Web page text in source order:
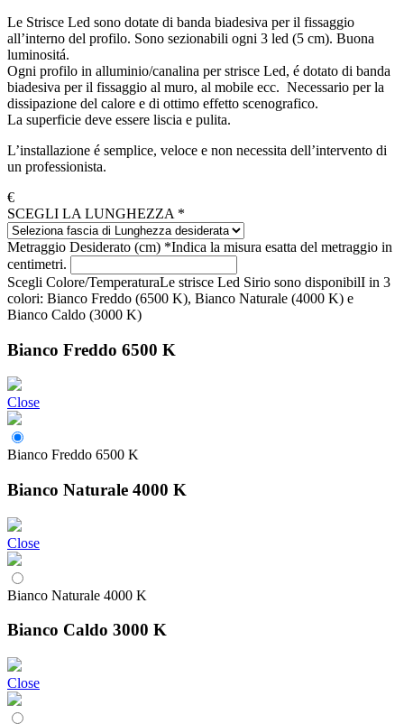
Le Strisce Led sono dotate di banda biadesiva per il fissaggio
all’interno del profilo. Sono sezionabili ogni 3 led (5 cm). Buona
luminositá.
Ogni profilo in alluminio/canalina per strisce Led, é dotato di banda
biadesiva per il fissaggio al muro, al mobile ecc. Necessario per la
dissipazione del calore e di ottimo effetto scenografico.
La superficie deve essere liscia e pulita.
L’installazione é semplice, veloce e non necessita dell’intervento di
un professionista.
€
SCEGLI LA LUNGHEZZA *
Metraggio Desiderato (cm) *Indica la misura esatta del metraggio in
centimetri.
Scegli Colore/TemperaturaLe strisce Led Sirio sono disponibilI in 3
colori: Bianco Freddo (6500 K), Bianco Naturale (4000 K) e
Bianco Caldo (3000 K)
Bianco Freddo 6500 K
Close
Bianco Freddo 6500 K
Bianco Naturale 4000 K
Close
Bianco Naturale 4000 K
Bianco Caldo 3000 K
Close